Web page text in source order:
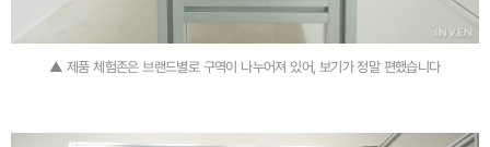
▲ 제품 체험존은 브랜드별로 구역이 나누어져 있어, 보기가 정말 편했습니다